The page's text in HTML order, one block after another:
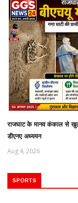
राजघाट के मानव कंकाल से
डीएनए अध्ययन
Aug 4, 2026
SPORTS